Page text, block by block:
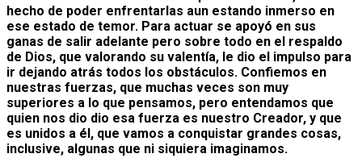
hecho de poder enfrentarlas aun estando inmerso en
ese estado de temor. Para actuar se apoyó en sus
ganas de salir adelante pero sobre todo en el respaldo
de Dios, que valorando su valentía, le dio el impulso para
ir dejando atrás todos los obstáculos. Confiemos en
nuestras fuerzas, que muchas veces son muy
superiores a lo que pensamos, pero entendamos que
quien nos dio dio esa fuerza es nuestro Creador, y que
es unidos a él, que vamos a conquistar grandes cosas,
inclusive, algunas que ni siquiera imaginamos.